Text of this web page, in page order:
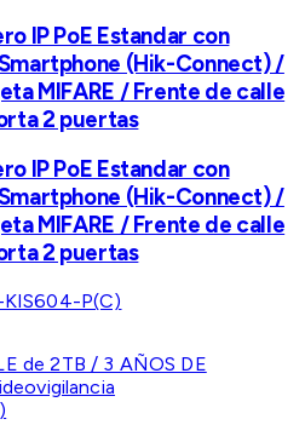
IP PoE Estandar con
(Hik-Connect) /
MIFARE / Frente de calle
2 puertas
IP PoE Estandar con
(Hik-Connect) /
MIFARE / Frente de calle
2 puertas
KIS604-P(C)